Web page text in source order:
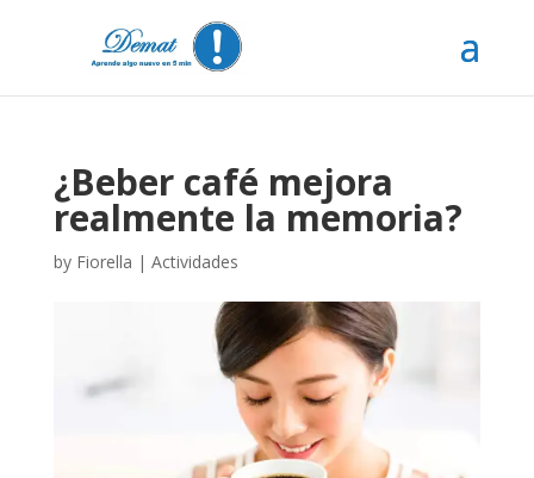
¿Beber café mejora
realmente la memoria?
by Fiorella | Actividades